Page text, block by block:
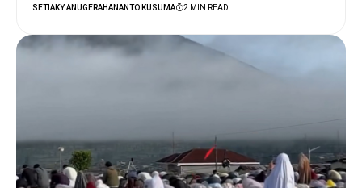
SETIAKY ANUGERAHANANTO KUSUMA 2 MIN READ